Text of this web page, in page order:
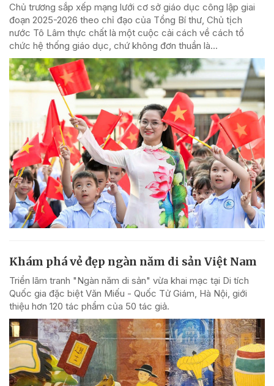
Chủ trương sắp xếp mạng lưới cơ sở giáo dục công lập giai
đoạn 2025-2026 theo chỉ đạo của Tổng Bí thư, Chủ tịch
nước Tô Lâm thực chất là một cuộc cải cách về cách tổ
chức hệ thống giáo dục, chứ không đơn thuần là...
Khám phá vẻ đẹp ngàn năm di sản Việt Nam
Triển lãm tranh "Ngàn năm di sản" vừa khai mạc tại Di tích
Quốc gia đặc biệt Văn Miếu - Quốc Tử Giám, Hà Nội, giới
thiệu hơn 120 tác phẩm của 50 tác giả.